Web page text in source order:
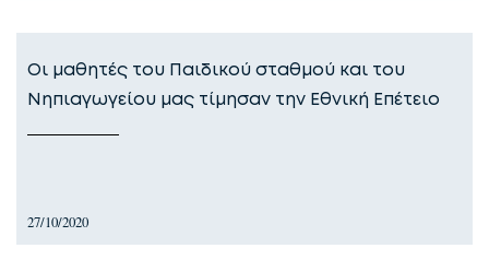
Οι μαθητές του Παιδικού σταθμού και του
Νηπιαγωγείου μας τίμησαν την Εθνική Επέτειο
27/10/2020